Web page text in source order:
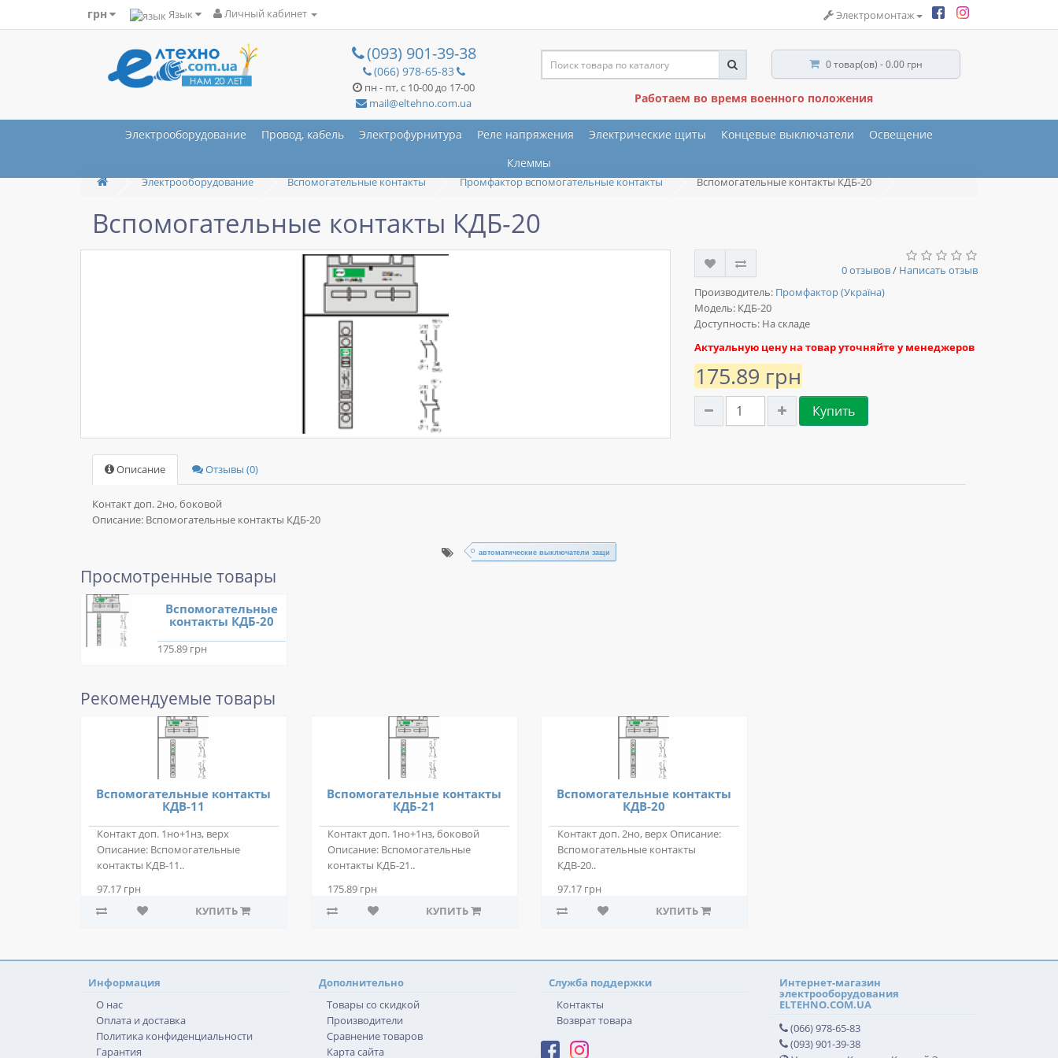
грн Язык Личный кабинет Электромонтаж
(093) 901-39-38
(066) 978-65-83
пн - пт, с 10-00 до 17-00
mail@eltehno.com.ua
0 товар(ов) - 0.00 грн
Работаем во время военного положения
Электрооборудование Провод, кабель Электрофурнитура Реле напряжения Электрические щиты Концевые выключатели
Освещение
Клеммы
Электрооборудование Вспомогательные контакты Промфактор вспомогательные контакты Вспомогательные контакты КДБ-20
Вспомогательные контакты КДБ-20
0 отзывов/ Написать отзыв
Производитель: Промфактор (Україна)
Модель: КДБ-20
Доступность: На складе
Актуальную цену на товар уточняйте у менеджеров
175.89 грн
Купить
Описание Отзывы (0)
Контакт доп. 2но, боковой
Описание: Вспомогательные контакты КДБ-20
автоматические выключатели защи
Просмотренные товары
Вспомогательные
контакты КДБ-20
175.89 грн
Рекомендуемые товары
Вспомогательные контакты
КДВ-11
Контакт доп. 1но+1нз, верх
Описание: Вспомогательные
контакты КДВ-11..
97.17 грн
КУПИТЬ
Вспомогательные контакты
КДБ-21
Контакт доп. 1но+1нз, боковой
Описание: Вспомогательные
контакты КДБ-21..
175.89 грн
КУПИТЬ
Вспомогательные контакты
КДВ-20
Контакт доп. 2но, верх Описание:
Вспомогательные контакты
КДВ-20..
97.17 грн
КУПИТЬ
Информация
О нас
Оплата и доставка
Политика конфиденциальности
Гарантия
Дополнительно
Товары со скидкой
Производители
Сравнение товаров
Карта сайта
Служба поддержки
Контакты
Возврат товара
Интернет-магазин
электрооборудования
ELTEHNO.COM.UA
(066) 978-65-83
(093) 901-39-38